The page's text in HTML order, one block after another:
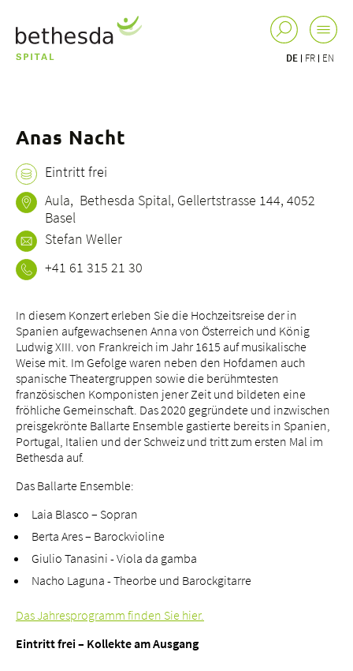
DE FR EN
Über uns
Blog
Zuweisende
Jobs & Karriere
Qualität
Fachbereiche
Personen
Notaufnahme
Anas Nacht
Eintritt frei
Aula, Bethesda Spital, Gellertstrasse 144, 4052
Basel
Stefan Weller
+41 61 315 21 30
In diesem Konzert erleben Sie die Hochzeitsreise der in
Spanien aufgewachsenen Anna von Österreich und König
Ludwig XIII. von Frankreich im Jahr 1615 auf musikalische
Weise mit. Im Gefolge waren neben den Hofdamen auch
spanische Theatergruppen sowie die berühmtesten
französischen Komponisten jener Zeit und bildeten eine
fröhliche Gemeinschaft. Das 2020 gegründete und inzwischen
preisgekrönte Ballarte Ensemble gastierte bereits in Spanien,
Portugal, Italien und der Schweiz und tritt zum ersten Mal im
Bethesda auf.
Das Ballarte Ensemble:
Laia Blasco – Sopran
Berta Ares – Barockvioline
Giulio Tanasini - Viola da gamba
Nacho Laguna - Theorbe und Barockgitarre
Das Jahresprogramm finden Sie hier.
Eintritt frei – Kollekte am Ausgang